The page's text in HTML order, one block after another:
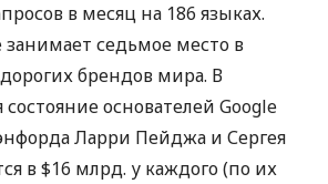
в месяц на 186 языках.
седьмое место в
брендов мира. В
основателей Google
Ларри Пейджа и Сергея
в $16 млрд. у каждого (по их